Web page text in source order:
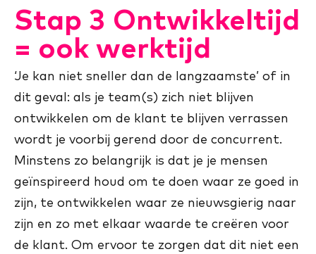
Stap 3 Ontwikkeltijd
= ook werktijd
‘Je kan niet sneller dan de langzaamste’ of in
dit geval: als je team(s) zich niet blijven
ontwikkelen om de klant te blijven verrassen
wordt je voorbij gerend door de concurrent.
Minstens zo belangrijk is dat je je mensen
geïnspireerd houd om te doen waar ze goed in
zijn, te ontwikkelen waar ze nieuwsgierig naar
zijn en zo met elkaar waarde te creëren voor
de klant. Om ervoor te zorgen dat dit niet een